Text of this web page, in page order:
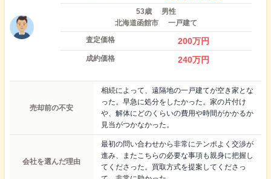
53歳
男性
北海道函館市
一戸建て
査定価格
200万円
成約価格 240万円
売却前の不安
相続によって、遠隔地の一戸建てが空き家とな
った。早急に処分をしたかった。家の片付け
や、解体にどのくらいの費用や時間がかかるか
見当がつかなかった。
会社を選んだ理由
最初の問い合わせから非常にテンポよく交渉が
進み、またこちらの必要な事項も親身に把握し
てくださった。買取方式を提案してくださっ